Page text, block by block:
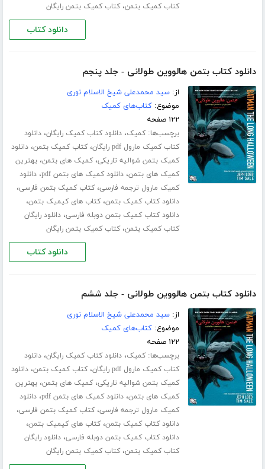
کتاب کمیک بتمن،کتاب کمیک بتمن رایگان
دانلود کتاب
دانلود کتاب بتمن هالووین طولانی - جلد پنجم
از:سید محمدعلی شیخ الاسلام نوری
موضوع:کتاب‌های کمیک
۱۲۲ صفحه
برچسب‌ها:کمیک،دانلود کتاب کمیک رایگان،دانلود
کتاب کمیک مارول pdf رایگان
،کتاب کمیک بتمن،دانلود
کمیک بتمن شوالیه تاریکی،کمیک های بتمن،بهترین
کمیک های بتمن،دانلود کمیک های بتمن pdf ،دانلود
کمیک مارول ترجمه فارسی،کتاب کمیک بتمن فارسی،
دانلود کتاب کمیک بتمن،کتاب های کیمیک بتمن،
دانلود کتاب کمیک بتمن دوبله فارسی،دانلود رایگان
کتاب کمیک بتمن،کتاب کمیک بتمن رایگان
دانلود کتاب
دانلود کتاب بتمن هالووین طولانی - جلد ششم
از:سید محمدعلی شیخ الاسلام نوری
موضوع:کتاب‌های کمیک
۱۲۲ صفحه
برچسب‌ها:کمیک،دانلود کتاب کمیک رایگان،دانلود
کتاب کمیک مارول pdf رایگان
،کتاب کمیک بتمن،دانلود
کمیک بتمن شوالیه تاریکی،کمیک های بتمن،بهترین
کمیک های بتمن،دانلود کمیک های بتمن pdf ،دانلود
کمیک مارول ترجمه فارسی،کتاب کمیک بتمن فارسی،
دانلود کتاب کمیک بتمن،کتاب های کیمیک بتمن،
دانلود کتاب کمیک بتمن دوبله فارسی،دانلود رایگان
کتاب کمیک بتمن،کتاب کمیک بتمن رایگان